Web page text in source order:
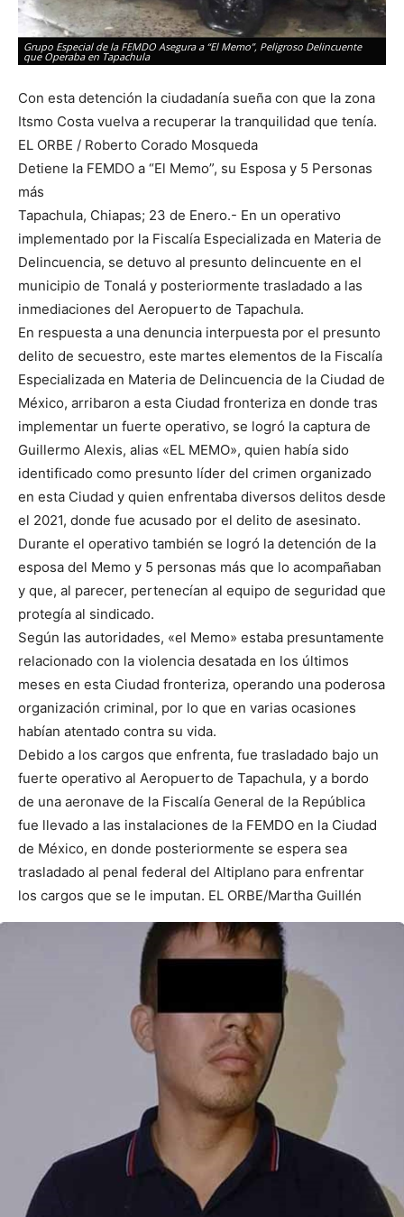
Grupo Especial de la FEMDO Asegura a “El Memo”, Peligroso Delincuente
que Operaba en Tapachula
Con esta detención la ciudadanía sueña con que la zona
Itsmo Costa vuelva a recuperar la tranquilidad que tenía.
EL ORBE / Roberto Corado Mosqueda
Detiene la FEMDO a “El Memo”, su Esposa y 5 Personas
más
Tapachula, Chiapas; 23 de Enero.- En un operativo
implementado por la Fiscalía Especializada en Materia de
Delincuencia, se detuvo al presunto delincuente en el
municipio de Tonalá y posteriormente trasladado a las
inmediaciones del Aeropuerto de Tapachula.
En respuesta a una denuncia interpuesta por el presunto
delito de secuestro, este martes elementos de la Fiscalía
Especializada en Materia de Delincuencia de la Ciudad de
México, arribaron a esta Ciudad fronteriza en donde tras
implementar un fuerte operativo, se logró la captura de
Guillermo Alexis, alias «EL MEMO», quien había sido
identificado como presunto líder del crimen organizado
en esta Ciudad y quien enfrentaba diversos delitos desde
el 2021, donde fue acusado por el delito de asesinato.
Durante el operativo también se logró la detención de la
esposa del Memo y 5 personas más que lo acompañaban
y que, al parecer, pertenecían al equipo de seguridad que
protegía al sindicado.
Según las autoridades, «el Memo» estaba presuntamente
relacionado con la violencia desatada en los últimos
meses en esta Ciudad fronteriza, operando una poderosa
organización criminal, por lo que en varias ocasiones
habían atentado contra su vida.
Debido a los cargos que enfrenta, fue trasladado bajo un
fuerte operativo al Aeropuerto de Tapachula, y a bordo
de una aeronave de la Fiscalía General de la República
fue llevado a las instalaciones de la FEMDO en la Ciudad
de México, en donde posteriormente se espera sea
trasladado al penal federal del Altiplano para enfrentar
los cargos que se le imputan. EL ORBE/Martha Guillén